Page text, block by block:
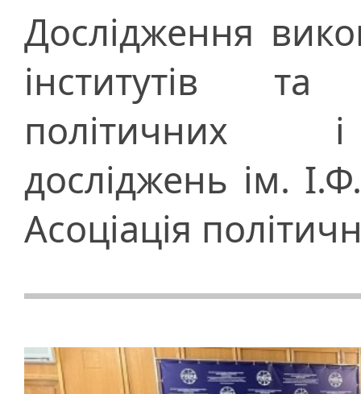
Дослідження
інститутів та
політичних і
досліджень ім.
Асоціація